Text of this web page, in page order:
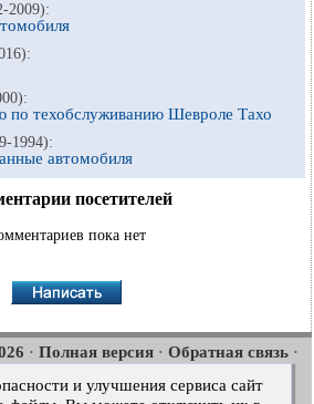
2009):
по техобслуживанию Шевроле Тахо
1994):
автомобиля
посетителей
пока нет
· Полная версия · Обратная связь ·
и улучшения сервиса сайт